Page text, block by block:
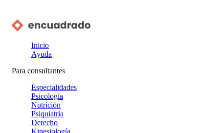
Inicio
Ayuda
Para consultantes
Especialidades
Psicología
Nutrición
Psiquiatría
Derecho